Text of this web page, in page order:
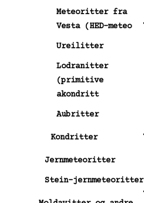
Meteoritter fra
Vesta (HED-meteo
Ureilitter
Lodranitter
(primitive
akondritt
Aubritter
Kondritter
Jernmeteoritter
Stein-jernmeteoritter